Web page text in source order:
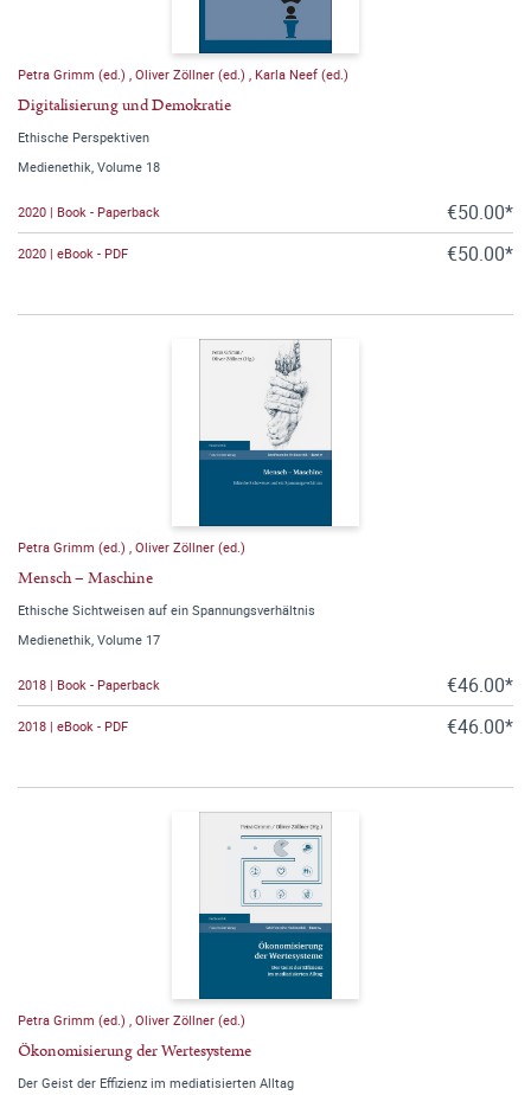
Petra Grimm (ed.) Oliver Zöllner (ed.) Karla Neef (ed.)
Digitalisierung und Demokratie
Ethische Perspektiven
Medienethik, Volume 18
2020 | Book - Paperback €50.00*
2020 | eBook - PDF €50.00*
Petra Grimm (ed.) Oliver Zöllner (ed.)
Mensch – Maschine
Ethische Sichtweisen auf ein Spannungsverhältnis
Medienethik, Volume 17
2018 | Book - Paperback €46.00*
2018 | eBook - PDF €46.00*
Petra Grimm (ed.) Oliver Zöllner (ed.)
Ökonomisierung der Wertesysteme
Der Geist der Effizienz im mediatisierten Alltag